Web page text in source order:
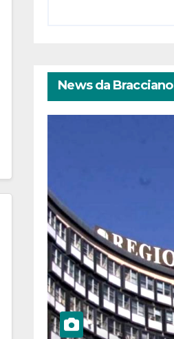
News da Bracciano